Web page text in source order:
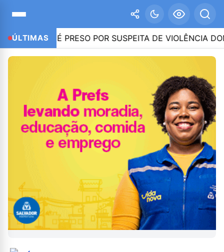
ÚLTIMAS
PR, É PRESO POR SUSPEITA DE VIOLÊNCIA